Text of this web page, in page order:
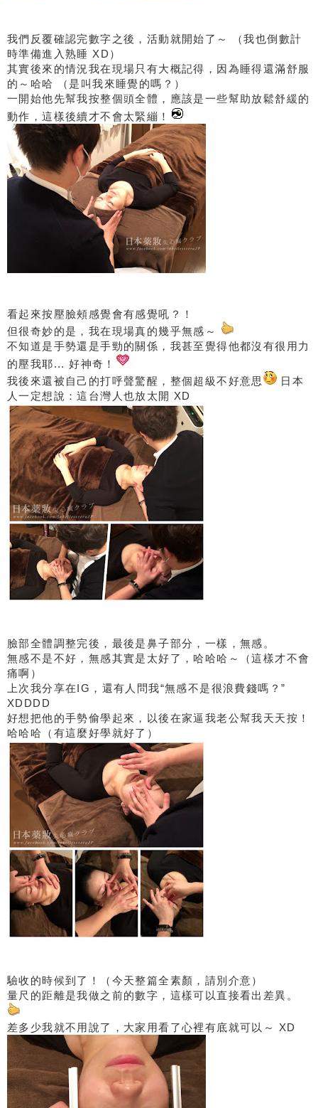
我們反覆確認完數字之後，活動就開始了～ （我也倒數計
時準備進入熟睡 XD）
其實後來的情況我在現場只有大概記得，因為睡得還滿舒服
的～哈哈 （是叫我來睡覺的嗎？）
一開始他先幫我按整個頭全體，應該是一些幫助放鬆舒緩的
動作，這樣後續才不會太緊繃！
看起來按壓臉頰感覺會有感覺吼？！
但很奇妙的是，我在現場真的幾乎無感～
不知道是手勢還是手勁的關係，我甚至覺得他都沒有很用力
的壓我耶... 好神奇！
我後來還被自己的打呼聲驚醒，整個超級不好意思
​​​​​​​ 日本
人一定想說：這台灣人也放太開 XD
臉部全體調整完後，最後是鼻子部分，一樣，無感。
無感不是不好，無感其實是太好了，哈哈哈～（這樣才不會
痛啊）
上次我分享在IG，還有人問我“無感不是很浪費錢嗎？”
XDDDD
好想把他的手勢偷學起來，以後在家逼我老公幫我天天按！
哈哈哈（有這麼好學就好了）
驗收的時候到了！（今天整篇全素顏，請別介意）
量尺的距離是我做之前的數字，這樣可以直接看出差異。
差多少我就不用說了，大家用看了心裡有底就可以～ XD